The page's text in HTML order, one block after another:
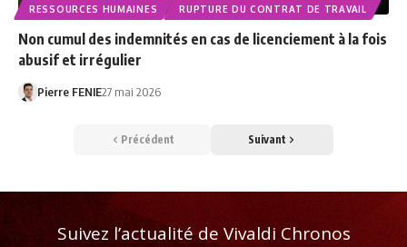
RESSOURCES HUMAINES RUPTURE DU CONTRAT DE TRAVAIL
Non cumul des indemnités en cas de licenciement à la fois
abusif et irrégulier
Pierre FENIE27 mai 2026
Précédent Suivant
Suivez l’actualité de Vivaldi Chronos